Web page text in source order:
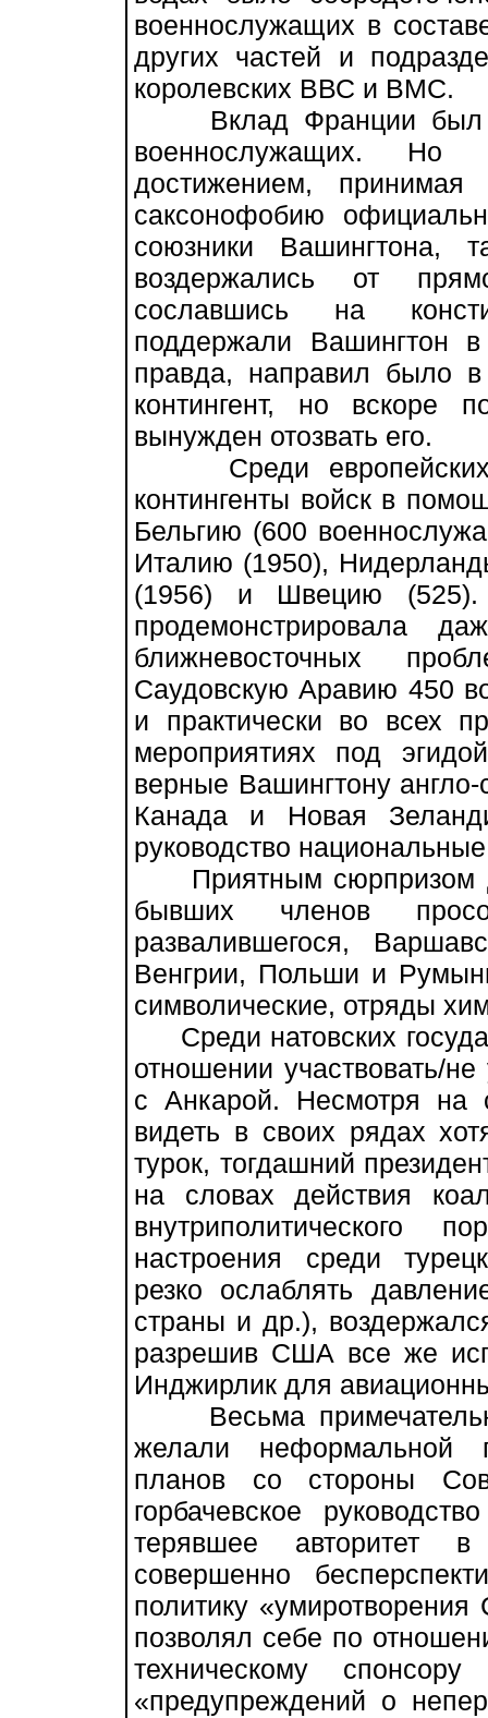
военнослужащих в
других частей и
королевских ВВС и ВМС.
Вклад Франции был
военнослужащих.
достижением,
саксонофобию
союзники Вашингтона,
воздержались от
сославшись на
поддержали Вашингтон
правда, направил было
контингент, но вскоре
вынужден отозвать его.
Среди европейских
контингенты войск в
Бельгию (600
Италию (1950),
(1956) и Швецию (525).
продемонстрировала
ближневосточных
Саудовскую Аравию 450
и практически во всех
мероприятиях под
верные Вашингтону
Канада и Новая
руководство
Приятным сюрпризом
бывших членов
развалившегося,
Венгрии, Польши и
символические, отряды
Среди натовских
отношении участвовать/
с Анкарой. Несмотря на
видеть в своих рядах
турок, тогдашний
на словах действия
внутриполитического
настроения среди
резко ослаблять
страны и др.),
разрешив США все же
Инджирлик для
Весьма
желали неформальной
планов со стороны
горбачевское
терявшее авторитет
совершенно
политику
позволял себе по
техническому
«предупреждений о